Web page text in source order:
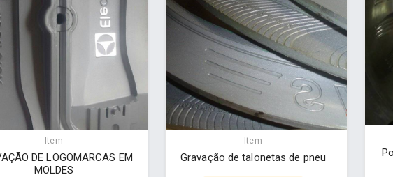
Item
DE LOGOMARCAS EM
MOLDES
Item
Gravação de talonetas de pneu